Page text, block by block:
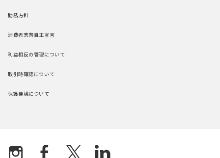
勧誘方針
消費者志向自主宣言
利益相反の管理について
取引時確認について
保護機構について